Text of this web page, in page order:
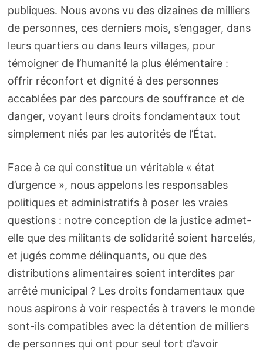
publiques. Nous avons vu des dizaines de milliers
de personnes, ces derniers mois, s’engager, dans
leurs quartiers ou dans leurs villages, pour
témoigner de l’humanité la plus élémentaire :
offrir réconfort et dignité à des personnes
accablées par des parcours de souffrance et de
danger, voyant leurs droits fondamentaux tout
simplement niés par les autorités de l’État.
Face à ce qui constitue un véritable « état
d’urgence », nous appelons les responsables
politiques et administratifs à poser les vraies
questions : notre conception de la justice admet-
elle que des militants de solidarité soient harcelés,
et jugés comme délinquants, ou que des
distributions alimentaires soient interdites par
arrêté municipal ? Les droits fondamentaux que
nous aspirons à voir respectés à travers le monde
sont-ils compatibles avec la détention de milliers
de personnes qui ont pour seul tort d’avoir